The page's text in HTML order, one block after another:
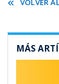
MÁS